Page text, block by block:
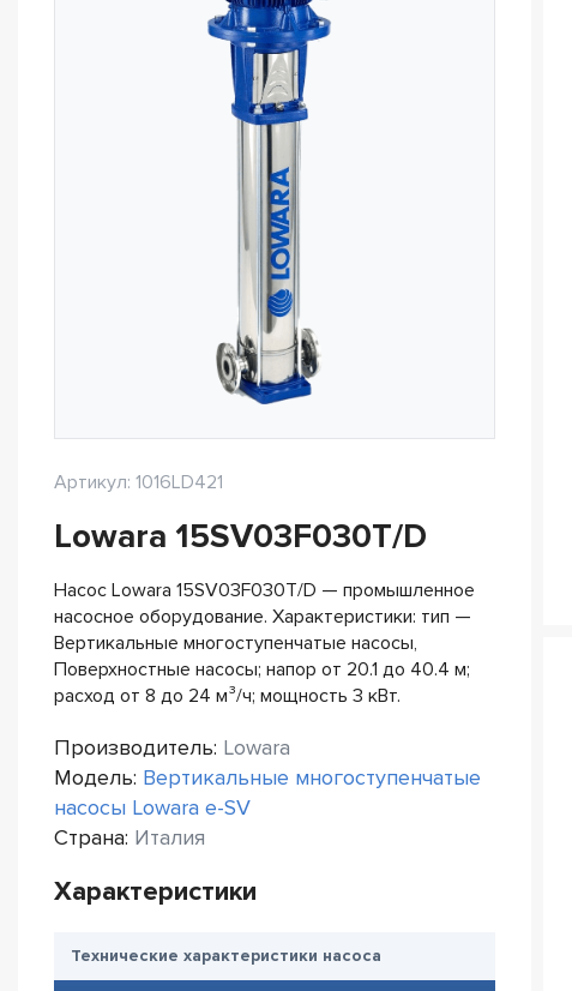
Артикул: 1016LD421
Lowara 15SV03F030T/D
Насос Lowara 15SV03F030T/D — промышленное
насосное оборудование. Характеристики: тип —
Вертикальные многоступенчатые насосы,
Поверхностные насосы; напор от 20.1 до 40.4 м;
расход от 8 до 24 м³/ч; мощность 3 кВт.
Производитель: Lowara
Модель: Вертикальные многоступенчатые
насосы Lowara e-SV
Страна: Италия
Характеристики
Технические характеристики насоса